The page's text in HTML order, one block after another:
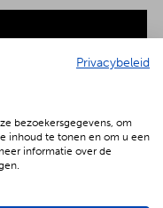
Privacybeleid
bezoekersgegevens, om
inhoud te tonen en om u een
informatie over de